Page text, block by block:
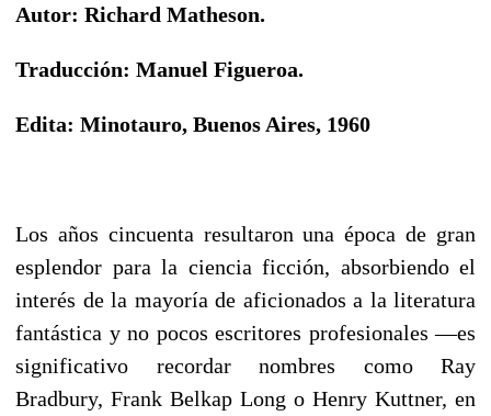
Autor: Richard Matheson.
Traducción: Manuel Figueroa.
Edita: Minotauro, Buenos Aires, 1960
Los años cincuenta resultaron una época de gran
esplendor para la ciencia ficción, absorbiendo el
interés de la mayoría de aficionados a la literatura
fantástica y no pocos escritores profesionales —es
significativo recordar nombres como Ray
Bradbury, Frank Belkap Long o Henry Kuttner, en